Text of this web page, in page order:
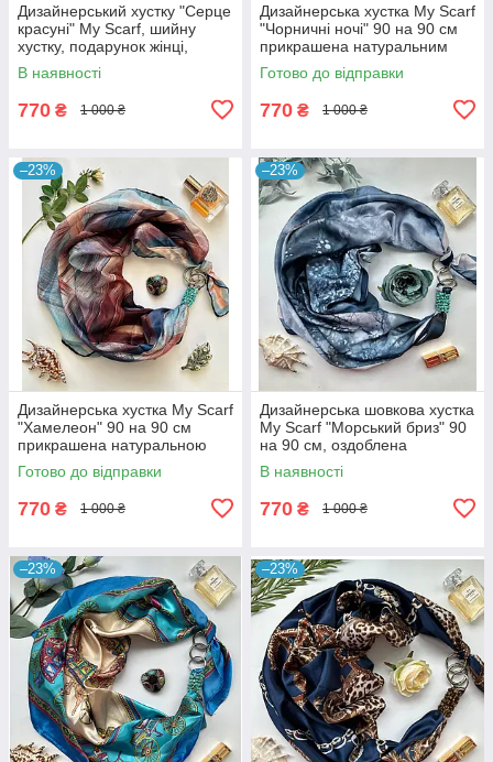
Дизайнерський хустку "Серце
красуні" My Scarf, шийну
хустку, подарунок жінці,
камінь корал!
В наявності
770 ₴ 1 000 ₴
Дизайнерська хустка My Scarf
"Чорничні ночі" 90 на 90 см
прикрашена натуральним
агатом
Готово до відправки
770 ₴ 1 000 ₴
–23%
Дизайнерська хустка My Scarf
"Хамелеон" 90 на 90 см
прикрашена натуральною
бірюзою
Готово до відправки
770 ₴ 1 000 ₴
–23%
Дизайнерська шовкова хустка
My Scarf "Морський бриз" 90
на 90 см, оздоблена
камінням бірюза
В наявності
770 ₴ 1 000 ₴
–23% –23%